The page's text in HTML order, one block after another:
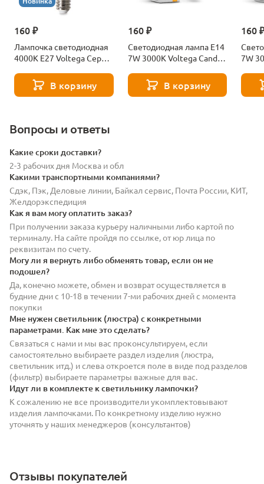
160 ₽
Лампочка светодиодная
4000К Е27 Voltega Серия
В корзину
160 ₽
Светодиодная лампа E14
7W 3000K Voltega Candle
В корзину
160
7W
Вопросы и ответы
Какие сроки доставки?
2-3 рабочих дня Москва и обл
Какими транспортными компаниями?
Сдэк, Пэк, Деловые линии, Байкал сервис, Почта России, КИТ,
Желдорэкспедиция
Как я вам могу оплатить заказ?
При получении заказа курьеру наличными либо картой по
терминалу. На сайте пройдя по ссылке, от юр лица по
реквизитам по счету.
Могу ли я вернуть либо обменять товар, если он не
подошел?
Да, конечно можете, обмен и возврат осуществляется в
будние дни с 10-18 в течении 7-ми рабочих дней с момента
покупки
Мне нужен светильник (люстра) с конкретными
параметрами. Как мне это сделать?
Связаться с нами и мы вас проконсультируем, если
самостоятельно выбираете раздел изделия (люстра,
светильник итд.) и слева откроется поле в виде под разделов
(фильтр) выбираете параметры важные для вас.
Идут ли в комплекте к светильнику лампочки?
К сожалению не все производители укомплектовывают
изделия лампочками. По конкретному изделию нужно
уточнять у наших менеджеров (консультантов)
Отзывы покупателей